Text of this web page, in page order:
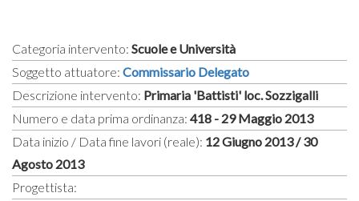
Categoria intervento: Scuole e Università
Soggetto attuatore: Commissario Delegato
Descrizione intervento: Primaria 'Battisti' loc. Sozzigalli
Numero e data prima ordinanza: 418 - 29 Maggio 2013
Data inizio / Data fine lavori (reale): 12 Giugno 2013 / 30
Agosto 2013
Progettista: